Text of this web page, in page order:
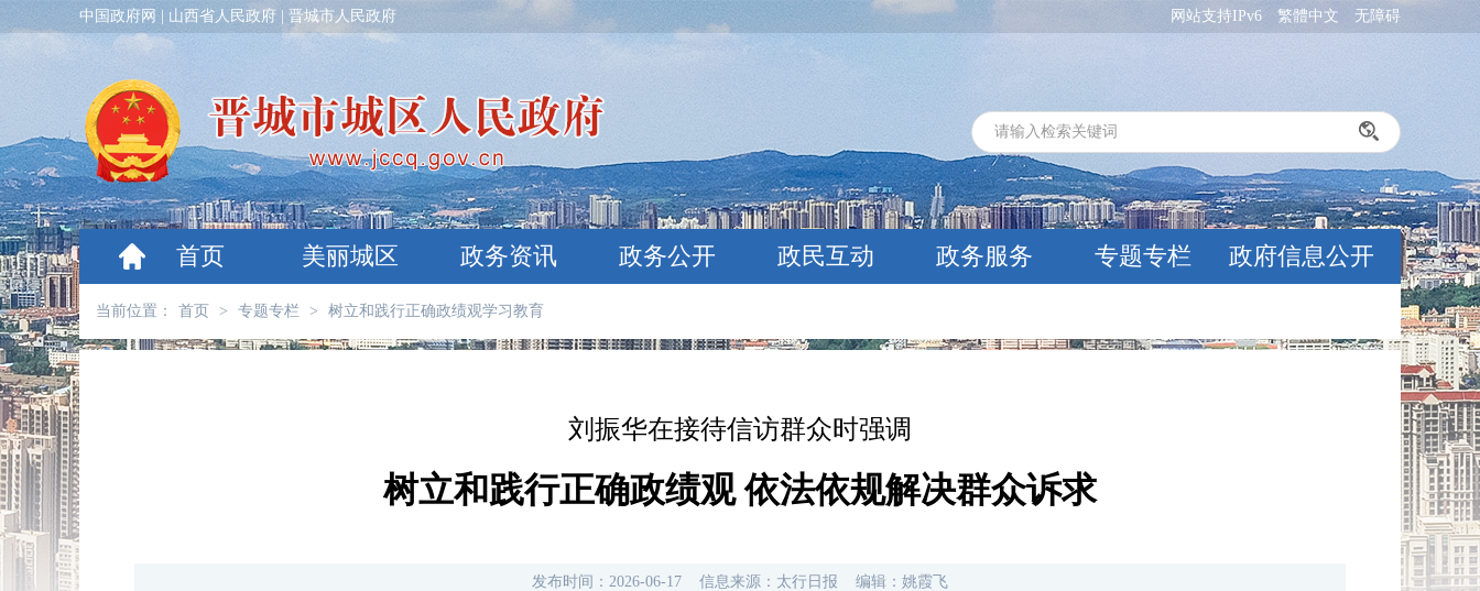
中国政府网 山西省人民政府 晋城市人民政府 网站支持IPv6 繁體中文 无障碍
首页 美丽城区 政务资讯 政务公开 政民互动 政务服务 专题专栏 政府信息公开
当前位置： 首页 > 专题专栏 > 树立和践行正确政绩观学习教育
刘振华在接待信访群众时强调
树立和践行正确政绩观 依法依规解决群众诉求
发布时间： 2026-06-17 信息来源： 太行日报 编辑： 姚霞飞